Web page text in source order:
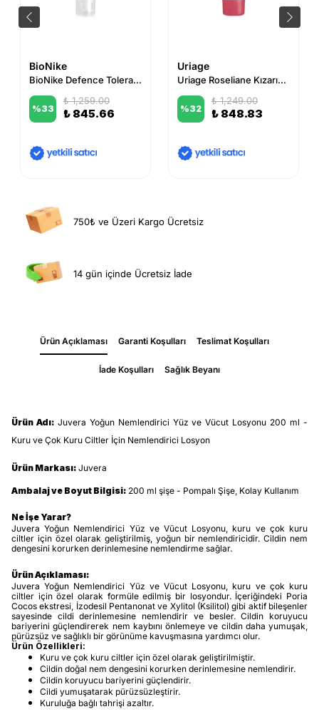
BioNike
BioNike Defence Tolerance Ar+ 40 ml
%33
₺ 1,259.00
₺ 845.66
Uriage
Uriage Roseliane Kızarıklık Karşıtı ve Yatıştırıcı Bakım Kremi (Hassas Ciltler İçin)
%32
₺ 1,249.00
₺ 848.83
750₺ ve Üzeri Kargo Ücretsiz
14 gün içinde Ücretsiz İade
Ürün Açıklaması Garanti Koşulları Teslimat Koşulları
İade Koşulları Sağlık Beyanı
Ürün Adı: Juvera Yoğun Nemlendirici Yüz ve Vücut Losyonu 200 ml -
Kuru ve Çok Kuru Ciltler İçin Nemlendirici Losyon
Ürün Markası: Juvera
Ambalaj ve Boyut Bilgisi: 200 ml şişe - Pompalı Şişe, Kolay Kullanım
Ne İşe Yarar?
Juvera Yoğun Nemlendirici Yüz ve Vücut Losyonu, kuru ve çok kuru
ciltler için özel olarak geliştirilmiş, yoğun bir nemlendiricidir. Cildin nem
dengesini korurken derinlemesine nemlendirme sağlar.
Ürün Açıklaması:
Juvera Yoğun Nemlendirici Yüz ve Vücut Losyonu, kuru ve çok kuru
ciltler için özel olarak formüle edilmiş bir losyondur. İçeriğindeki Poria
Cocos ekstresi, İzodesil Pentanonat ve Xylitol (Ksilitol) gibi aktif bileşenler
sayesinde cildi derinlemesine nemlendirir ve besler. Cildin koruyucu
bariyerini güçlendirerek nem kaybını önlemeye ve cildin daha yumuşak,
pürüzsüz ve sağlıklı bir görünüme kavuşmasına yardımcı olur.
Ürün Özellikleri:
Kuru ve çok kuru ciltler için özel olarak geliştirilmiştir.
Cildin doğal nem dengesini korurken derinlemesine nemlendirir.
Cildin koruyucu bariyerini güçlendirir.
Cildi yumuşatarak pürüzsüzleştirir.
Kuruluğa bağlı tahrişi azaltır.